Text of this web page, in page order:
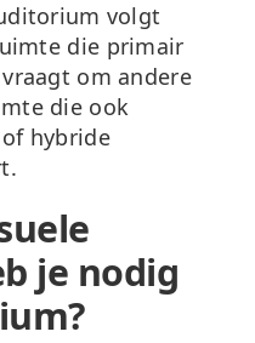
volgt
die primair
om andere
die ook
hybride
je nodig